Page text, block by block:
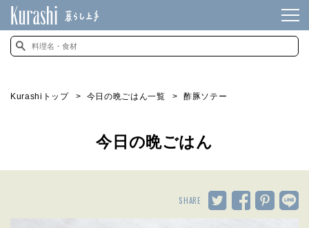
Kurashiトップ 今日の晩ごはん一覧 酢豚ソテー
今日の晩ごはん
SHARE